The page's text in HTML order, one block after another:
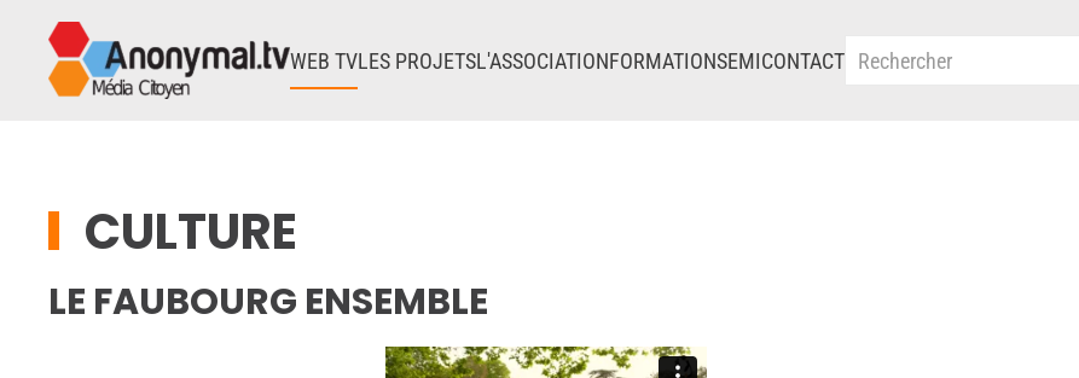
Accéder au contenu principal
WEB TVLES PROJETSL'ASSOCIATIONFORMATIONSEMICONTACT
CULTURE
LE FAUBOURG ENSEMBLE